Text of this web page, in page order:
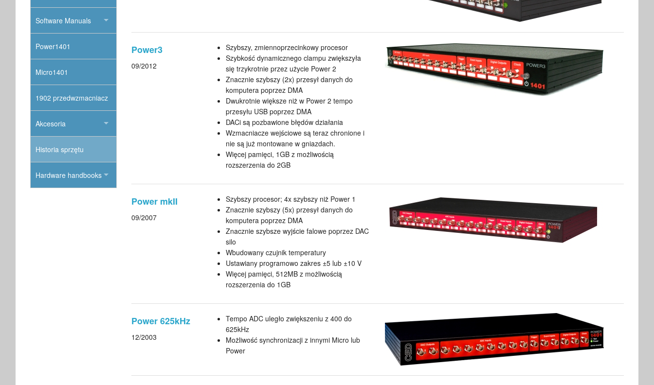
Power3
09/2012
Szybszy, zmiennoprzecinkowy procesor
Szybkość dynamicznego clampu zwiększyła
się trzykrotnie przez użycie Power 2
Znacznie szybszy (2x) przesył danych do
komputera poprzez DMA
Dwukrotnie większe niż w Power 2 tempo
przesyłu USB poprzez DMA
DACi są pozbawione błędów działania
Wzmacniacze wejściowe są teraz chronione i
nie są już montowane w gniazdach.
Więcej pamięci, 1GB z możliwością
rozszerzenia do 2GB
Power mkII
09/2007
Szybszy procesor; 4x szybszy niż Power 1
Znacznie szybszy (5x) przesył danych do
komputera poprzez DMA
Znacznie szybsze wyjście falowe poprzez DAC
silo
Wbudowany czujnik temperatury
Ustawiany programowo zakres ±5 lub ±10 V
Więcej pamięci, 512MB z możliwością
rozszerzenia do 1GB
Power 625kHz
12/2003
Tempo ADC uległo zwiększeniu z 400 do
625kHz
Możliwość synchronizacji z innymi Micro lub
Power
Software Manuals
Power1401
Micro1401
1902 przedwzmacniacz
Akcesoria
Historia sprzętu
Hardware handbooks